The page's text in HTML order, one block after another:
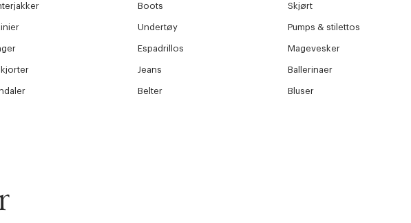
Boots Skjørt
Undertøy Pumps & stilettos
Espadrillos Magevesker
Jeans Ballerinaer
Belter Bluser